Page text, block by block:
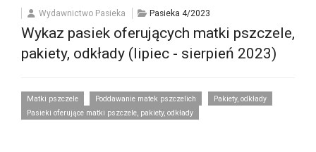
Wydawnictwo Pasieka Pasieka 4/2023
Wykaz pasiek oferujących matki pszczele,
pakiety, odkłady (lipiec - sierpień 2023)
Matki pszczele Poddawanie matek pszczelich
Pakiety, odkłady
Pasieki oferujące matki pszczele, pakiety, odkłady